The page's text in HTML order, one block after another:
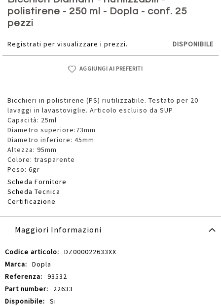
polistirene - 250 ml - Dopla - conf. 25
pezzi
Registrati per visualizzare i prezzi. DISPONIBILE
AGGIUNGI AI PREFERITI
Bicchieri in polistirene (PS) riutilizzabile. Testato per 20
lavaggi in lavastoviglie. Articolo escluiso da SUP
Capacità: 25ml
Diametro superiore:73mm
Diametro inferiore: 45mm
Altezza: 95mm
Colore: trasparente
Peso: 6gr
Scheda Fornitore
Scheda Tecnica
Certificazione
della
galleria
di
Maggiori Informazioni
Maggiori
Informazioni
DZ000022633XX
Dopla
93532
22633
Si